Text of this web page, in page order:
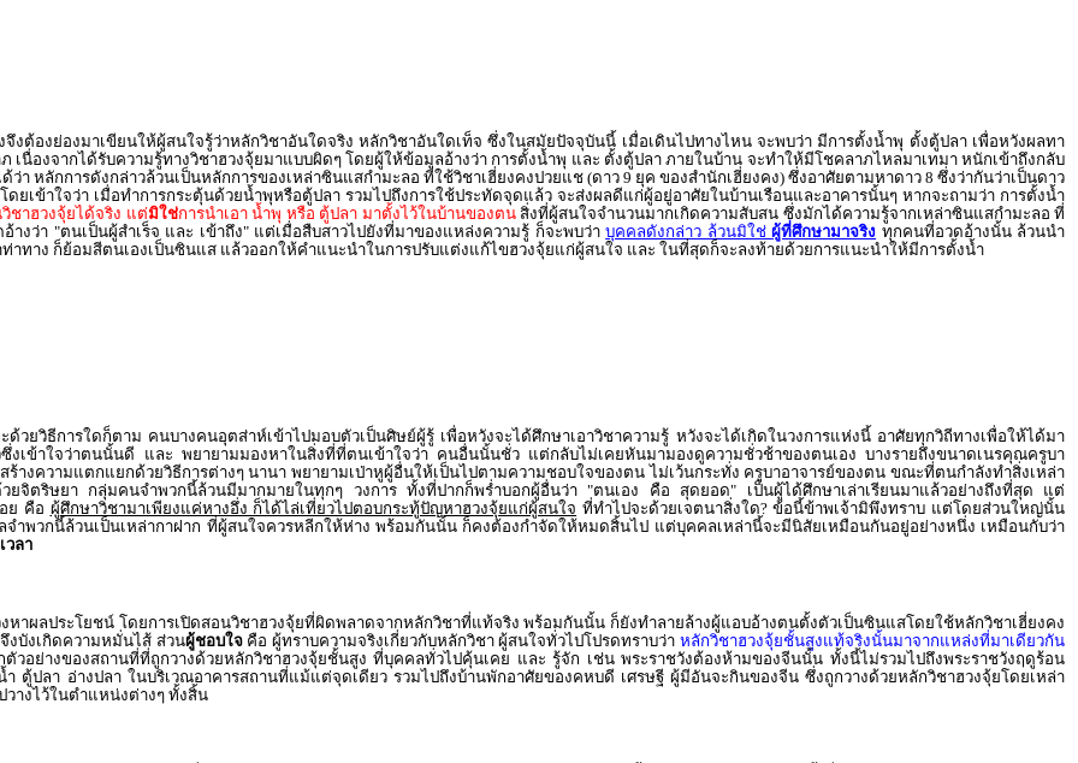
งต้องย่องมาเขียนให้ผู้สนใจรู้ว่าหลักวิชาอันใดจริง หลักวิชาอันใดเท็จ ซึ่งในสมัยปัจจุบันนี้ เมื่อเดินไปทางไหน จะพบว่า มีการตั้งน้ำพุ ตั้งตู้ปลา เพื่อหวังผลทา
เนื่องจากได้รับความรู้ทางวิชาฮวงจุ้ยมาแบบผิดๆ โดยผู้ให้ข้อมูลอ้างว่า การตั้งน้ำพุ และ ตั้งตู้ปลา ภายในบ้าน จะทำให้มีโชคลาภไหลมาเทมา หนักเข้าถึงกลับ
า หลักการดังกล่าวล้วนเป็นหลักการของเหล่าซินแสกำมะลอ ที่ใช้วิชาเฮี่ยงคงปวยแช (ดาว 9 ยุค ของสำนักเฮี่ยงคง) ซึ่งอาศัยตามหาดาว 8 ซึ่งว่ากันว่าเป็นดาว
ยเข้าใจว่า เมื่อทำการกระตุ้นด้วยน้ำพุหรือตู้ปลา รวมไปถึงการใช้ประทัดจุดแล้ว จะส่งผลดีแก่ผู้อยู่อาศัยในบ้านเรือนและอาคารนั้นๆ หากจะถามว่า การตั้งน้ำ
ชาฮวงจุ้ยได้จริง แต่มิใช่การนำเอา น้ำพุ หรือ ตู้ปลา มาตั้งไว้ในบ้านของตนสิ่งที่ผู้สนใจจำนวนมากเกิดความสับสน ซึ่งมักได้ความรู้จากเหล่าซินแสกำมะลอ ที่
างว่า "ตนเป็นผู้สำเร็จ และ เข้าถึง" แต่เมื่อสืบสาวไปยังที่มาของแหล่งความรู้ ก็จะพบว่าบุคคลดังกล่าว ล้วนมิใช่ผู้ที่ศึกษามาจริง ทุกคนที่อวดอ้างนั้น ล้วนนำ
าทาง ก็ย้อมสีตนเองเป็นซินแส แล้วออกให้คำแนะนำในการปรับแต่งแก้ไขฮวงจุ้ยแก่ผู้สนใจ และ ในที่สุดก็จะลงท้ายด้วยการแนะนำให้มีการตั้งน้ำ
ยวิธีการใดก็ตาม คนบางคนอุตส่าห์เข้าไปมอบตัวเป็นศิษย์ผู้รู้ เพื่อหวังจะได้ศึกษาเอาวิชาความรู้ หวังจะได้เกิดในวงการแห่งนี้ อาศัยทุกวิถีทางเพื่อให้ได้มา
เข้าใจว่าตนนั้นดี และ พยายามมองหาในสิ่งที่ที่ตนเข้าใจว่า คนอื่นนั้นชั่ว แต่กลับไม่เคยหันมามองดูความชั่วช้าของตนเอง บางรายถึงขนาดเนรคุณครูบา
งความแตกแยกด้วยวิธีการต่างๆ นานา พยายามเป่าหูผู้อื่นให้เป็นไปตามความชอบใจของตน ไม่เว้นกระทั่ง ครูบาอาจารย์ของตน ขณะที่ตนกำลังทำสิ่งเหล่า
ยจิตริษยา กลุ่มคนจำพวกนี้ล้วนมีมากมายในทุกๆ วงการ ทั้งที่ปากก็พร่ำบอกผู้อื่นว่า "ตนเอง คือ สุดยอด" เป็นผู้ได้ศึกษาเล่าเรียนมาแล้วอย่างถึงที่สุด แต่
ย คือ ผู้ศึกษาวิชามาเพียงแค่หางอึ่ง ก็ได้ไล่เที่ยวไปตอบกระทู้ปัญหาฮวงจุ้ยแก่ผู้สนใจ ที่ทำไปจะด้วยเจตนาสิ่งใด? ข้อนี้ข้าพเจ้ามิพึงทราบ แต่โดยส่วนใหญ่นั้น
จำพวกนี้ล้วนเป็นเหล่ากาฝาก ที่ผู้สนใจควรหลีกให้ห่าง พร้อมกันนั้น ก็คงต้องกำจัดให้หมดสิ้นไป แต่บุคคลเหล่านี้จะมีนิสัยเหมือนกันอยู่อย่างหนึ่ง เหมือนกับว่า
วลา
ผลประโยชน์ โดยการเปิดสอนวิชาฮวงจุ้ยที่ผิดพลาดจากหลักวิชาที่แท้จริง พร้อมกันนั้น ก็ยังทำลายล้างผู้แอบอ้างตนตั้งตัวเป็นซินแสโดยใช้หลักวิชาเฮี่ยงคง
งบังเกิดความหมั่นไส้ ส่วนผู้ชอบใจคือ ผู้ทราบความจริงเกี่ยวกับหลักวิชา ผู้สนใจทั่วไปโปรดทราบว่าหลักวิชาฮวงจุ้ยชั้นสูงแท้จริงนั้นมาจากแหล่งที่มาเดียวกัน
ตัวอย่างของสถานที่ที่ถูกวางด้วยหลักวิชาฮวงจุ้ยชั้นสูง ที่บุคคลทั่วไปคุ้นเคย และ รู้จัก เช่น พระราชวังต้องห้ามของจีนนั้น ทั้งนี้ไม่รวมไปถึงพระราชวังฤดูร้อน
ตู้ปลา อ่างปลา ในบริเวณอาคารสถานที่แม้แต่จุดเดียว รวมไปถึงบ้านพักอาศัยของคหบดี เศรษฐี ผู้มีอันจะกินของจีน ซึ่งถูกวางด้วยหลักวิชาฮวงจุ้ยโดยเหล่า
วางไว้ในตำแหน่งต่างๆ ทั้งสิ้น